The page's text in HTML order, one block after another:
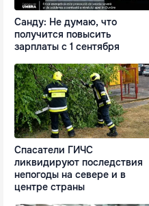
Санду: Не думаю, что
получится повысить
зарплаты с 1 сентября
Спасатели ГИЧС
ликвидируют последствия
непогоды на севере и в
центре страны